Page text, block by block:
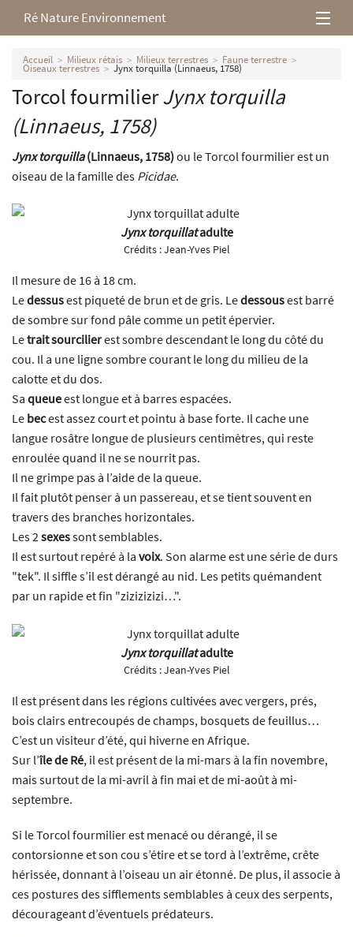
Ré Nature Environnement
L’association
Milieux rétais
Nos parutions
Accueil Milieux rétais Milieux terrestres Faune terrestre
Oiseaux terrestres Jynx torquilla (Linnaeus, 1758)
Torcol fourmilierJynx torquilla
(Linnaeus, 1758)
Jynx torquilla(Linnaeus, 1758)ou le Torcol fourmilier est un
oiseau de la famille des Picidae.
Jynx torquillatadulte
Crédits :Jean-Yves Piel
Il mesure de 16 à 18 cm.
Ledessusest piqueté de brun et de gris. Ledessousest barré
de sombre sur fond pâle comme un petit épervier.
Letrait sourcilierest sombre descendant le long du côté du
cou. Il a une ligne sombre courant le long du milieu de la
calotte et du dos.
Sa queueest longue et à barres espacées.
Le becest assez court et pointu à base forte. Il cache une
langue rosâtre longue de plusieurs centimètres, qui reste
enroulée quand il ne se nourrit pas.
Il ne grimpe pas à l’aide de la queue.
Il fait plutôt penser à un passereau, et se tient souvent en
travers des branches horizontales.
Les 2sexessont semblables.
Il est surtout repéré à la voix. Son alarme est une série de durs
"tek". Il siffle s’il est dérangé au nid. Les petits quémandent
par un rapide et fin "zizizizizi…".
Jynx torquillatadulte
Crédits :Jean-Yves Piel
Il est présent dans les régions cultivées avec vergers, prés,
bois clairs entrecoupés de champs, bosquets de feuillus…
C’est un visiteur d’été, qui hiverne en Afrique.
Sur l’île de Ré, il est présent de la mi-mars à la fin novembre,
mais surtout de la mi-avril à fin mai et de mi-août à mi-
septembre.
Si le Torcol fourmilier est menacé ou dérangé, il se
contorsionne et son cou s’étire et se tord à l’extrême, crête
hérissée, donnant à l’oiseau un air étonné. De plus, il associe à
ces postures des sifflements semblables à ceux des serpents,
décourageant d’éventuels prédateurs.